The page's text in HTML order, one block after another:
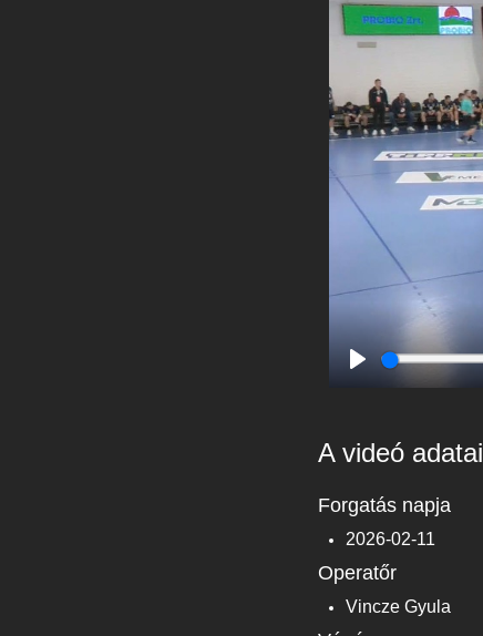
A videó adatai
Forgatás napja
2026-02-11
Operatőr
Vincze Gyula